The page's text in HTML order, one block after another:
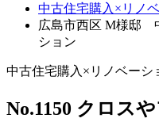
中古住宅購入×リノ
広島市西区 M様邸
ション
中古住宅購入×リノベーシ
No.1150 クロス